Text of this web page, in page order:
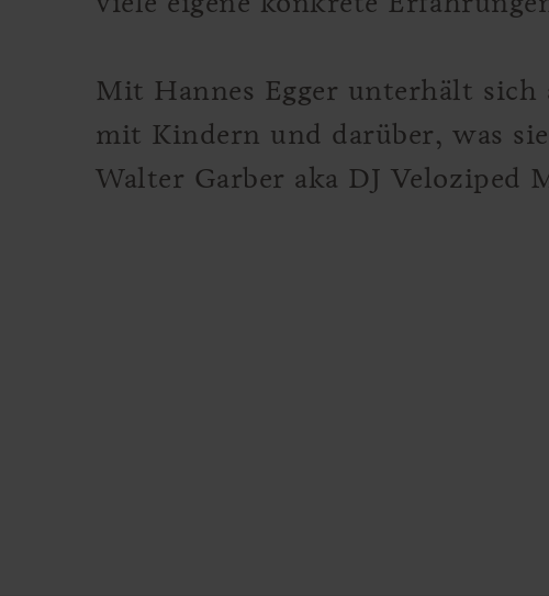
Mit Hannes Egger unterhält sich
mit Kindern und darüber, was
Walter Garber aka DJ Veloziped